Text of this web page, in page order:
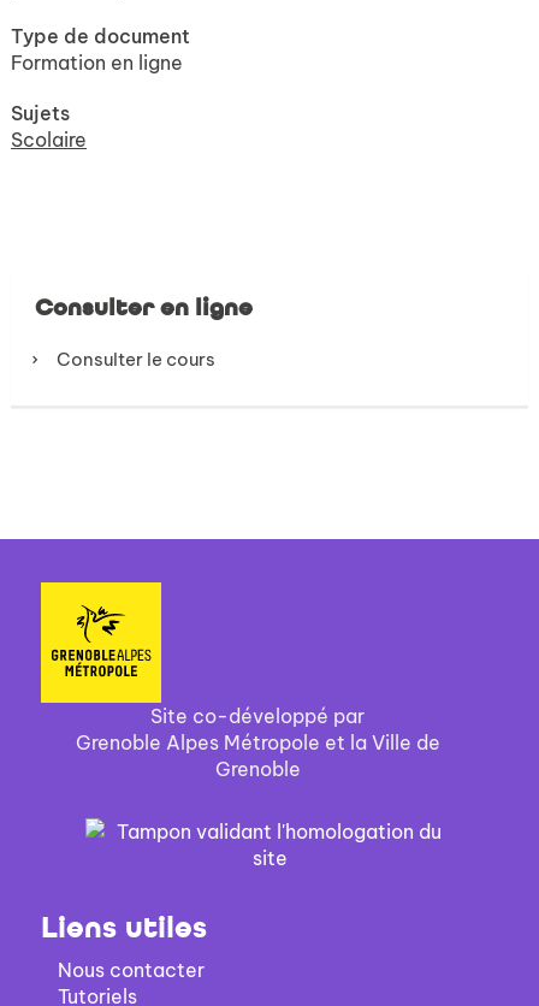
Type de document
Formation en ligne
Sujets
Scolaire
Consulter en ligne
Consulter le cours
Site co-développé par
Grenoble Alpes Métropole et la Ville de
Grenoble
Liens utiles
Nous contacter
Tutoriels